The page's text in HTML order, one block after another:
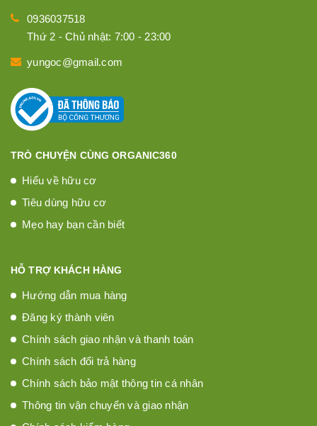
0936037518
Thứ 2 - Chủ nhật: 7:00 - 23:00
yungoc@gmail.com
TRÒ CHUYỆN CÙNG ORGANIC360
Hiểu về hữu cơ
Tiêu dùng hữu cơ
Mẹo hay bạn cần biết
HỖ TRỢ KHÁCH HÀNG
Hướng dẫn mua hàng
Đăng ký thành viên
Chính sách giao nhận và thanh toán
Chính sách đổi trả hàng
Chính sách bảo mật thông tin cá nhân
Thông tin vận chuyển và giao nhận